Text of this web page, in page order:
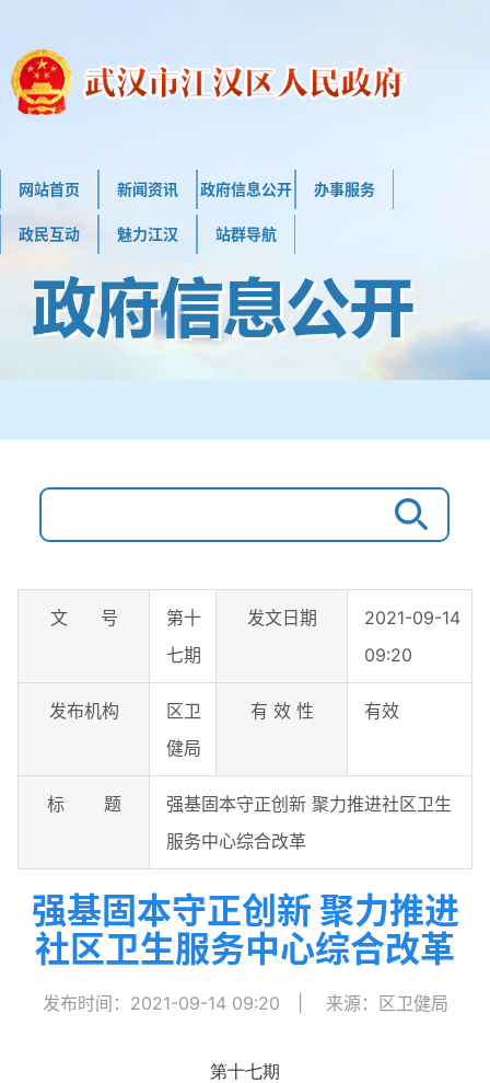
网站首页 新闻资讯 政府信息公开 办事服务
政民互动 魅力江汉 站群导航
文 号
第十
七期
发文日期
2021-09-14
09:20
发布机构
区卫
健局
有 效 性 有效
标 题
强基固本守正创新 聚力推进社区卫生
服务中心综合改革
强基固本守正创新 聚力推进
社区卫生服务中心综合改革
发布时间：2021-09-14 09:20 来源：区卫健局
第十七期